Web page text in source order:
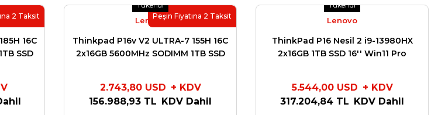
2 Taksit
16C
SSD
Tükendi
Peşin Fiyatına 2 Taksit
Lenovo
Thinkpad P16v V2 ULTRA-7 155H 16C
2x16GB 5600MHz SODIMM 1TB SSD
2.743,80 USD + KDV
156.988,93 TL KDV Dahil
Tükendi
Lenovo
ThinkPad P16 Nesil 2 i9-13980HX
2x16GB 1TB SSD 16'' Win11 Pro
5.544,00 USD + KDV
317.204,84 TL KDV Dahil